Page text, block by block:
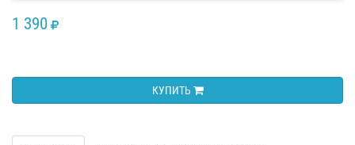
1 390 RUB
КУПИТЬ